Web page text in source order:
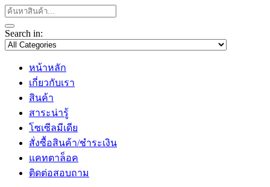
Search in:
หน้าหลัก
เกี่ยวกับเรา
สินค้า
สาระน่ารู้
โซเซีลมีเดีย
สั่งซื้อสินค้า/ชำระเงิน
แคทตาล็อค
ติดต่อสอบถาม